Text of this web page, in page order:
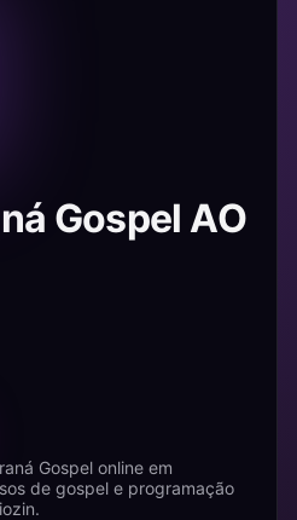
Gospel AO
Gospel online em
de gospel e programação